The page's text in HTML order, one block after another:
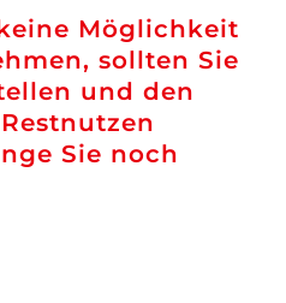
Möglichkeit
sollten Sie
und den
Sie noch